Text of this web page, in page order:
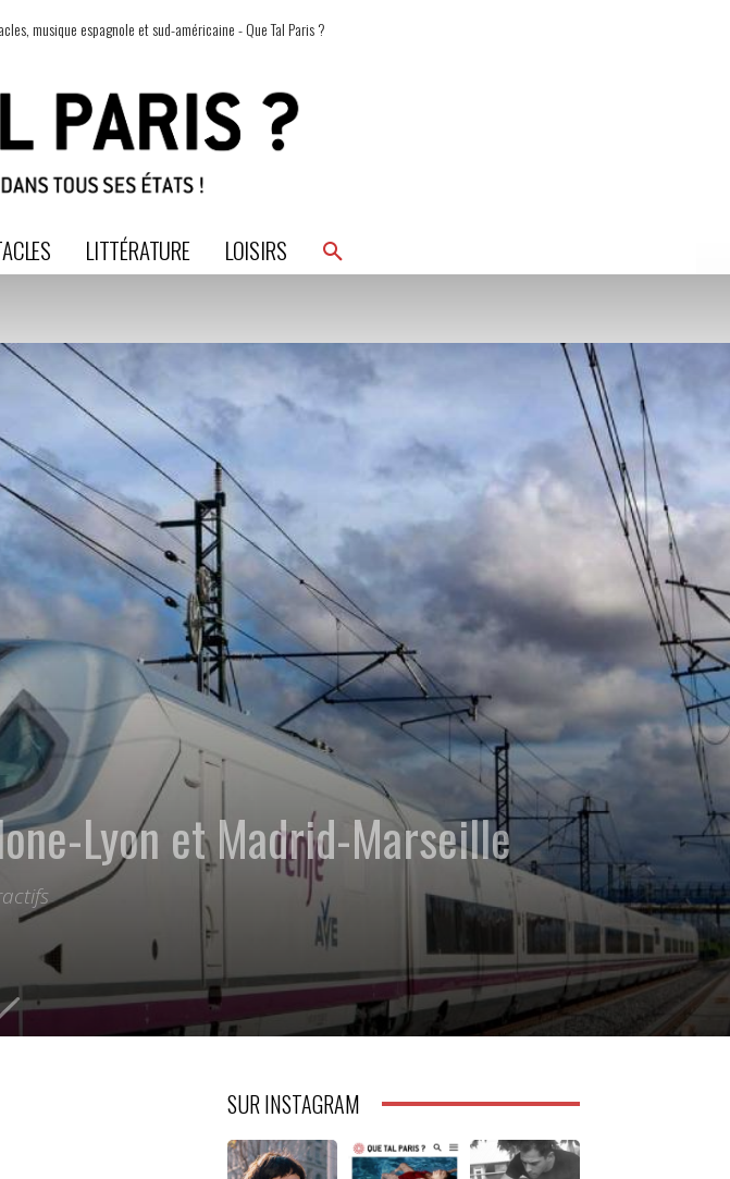
musique espagnole et sud-américaine - Que Tal Paris ?
LITTÉRATURE LOISIRS
Lyon et Madrid-Marseille
SUR INSTAGRAM